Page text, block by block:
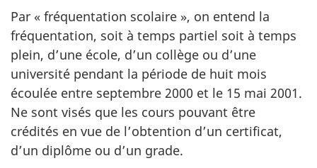
Par « fréquentation scolaire », on entend la
fréquentation, soit à temps partiel soit à temps
plein, d’une école, d’un collège ou d’une
université pendant la période de huit mois
écoulée entre septembre 2000 et le 15 mai 2001.
Ne sont visés que les cours pouvant être
crédités en vue de l’obtention d’un certificat,
d’un diplôme ou d’un grade.